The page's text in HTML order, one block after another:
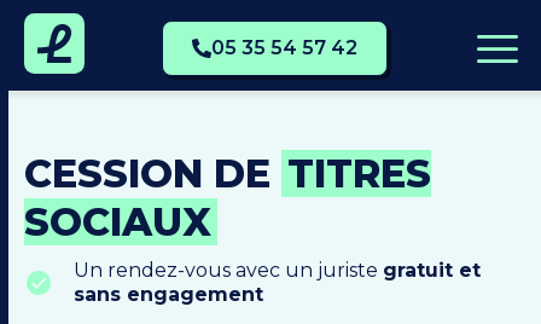
05 35 54 57 42
CESSION DE TITRES
SOCIAUX
Un rendez-vous avec un juriste gratuit et
sans engagement